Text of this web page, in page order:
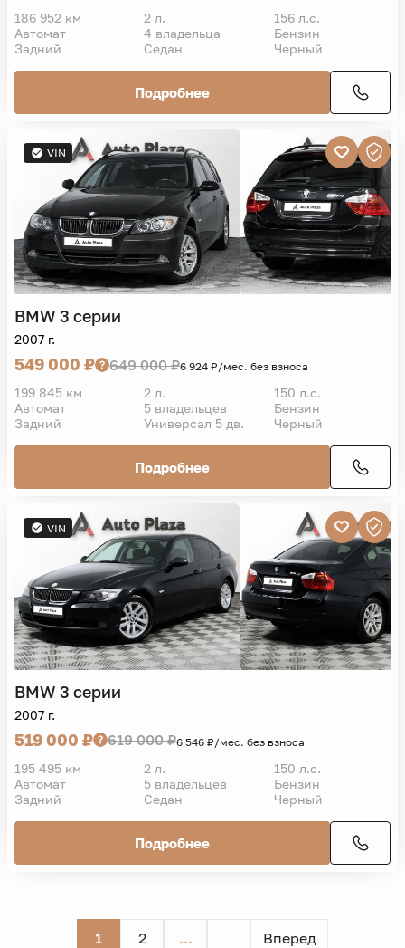
186 952 км 2 л.
156 л.с.
Автомат
4 владельца
Бензин
Задний
Седан Черный
Подробнее
VIN
BMW 3 серии
2007 г.
549 000 ₽ 649 000 ₽6 924 ₽/мес. без взноса
199 845 км 2 л.
150 л.с.
Автомат
5 владельцев
Бензин
Задний
Универсал 5 дв. Черный
Подробнее
VIN
BMW 3 серии
2007 г.
519 000 ₽ 619 000 ₽6 546 ₽/мес. без взноса
195 495 км 2 л.
150 л.с.
Автомат
5 владельцев
Бензин
Задний
Седан Черный
Подробнее
1 2 ... Вперед